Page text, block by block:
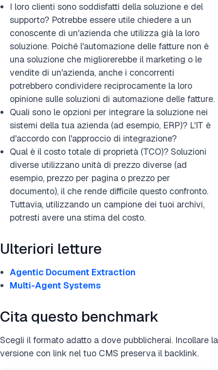
I loro clienti sono soddisfatti della soluzione e del
supporto? Potrebbe essere utile chiedere a un
conoscente di un'azienda che utilizza già la loro
soluzione. Poiché l'automazione delle fatture non è
una soluzione che migliorerebbe il marketing o le
vendite di un'azienda, anche i concorrenti
potrebbero condividere reciprocamente la loro
opinione sulle soluzioni di automazione delle fatture.
Quali sono le opzioni per integrare la soluzione nei
sistemi della tua azienda (ad esempio, ERP)? L'IT è
d'accordo con l'approccio di integrazione?
Qual è il costo totale di proprietà (TCO)? Soluzioni
diverse utilizzano unità di prezzo diverse (ad
esempio, prezzo per pagina o prezzo per
documento), il che rende difficile questo confronto.
Tuttavia, utilizzando un campione dei tuoi archivi,
potresti avere una stima del costo.
Ulteriori letture
Agentic Document Extraction
Multi-Agent Systems
Cita questo benchmark
Scegli il formato adatto a dove pubblicherai. Incollare la
versione con link nel tuo CMS preserva il backlink.